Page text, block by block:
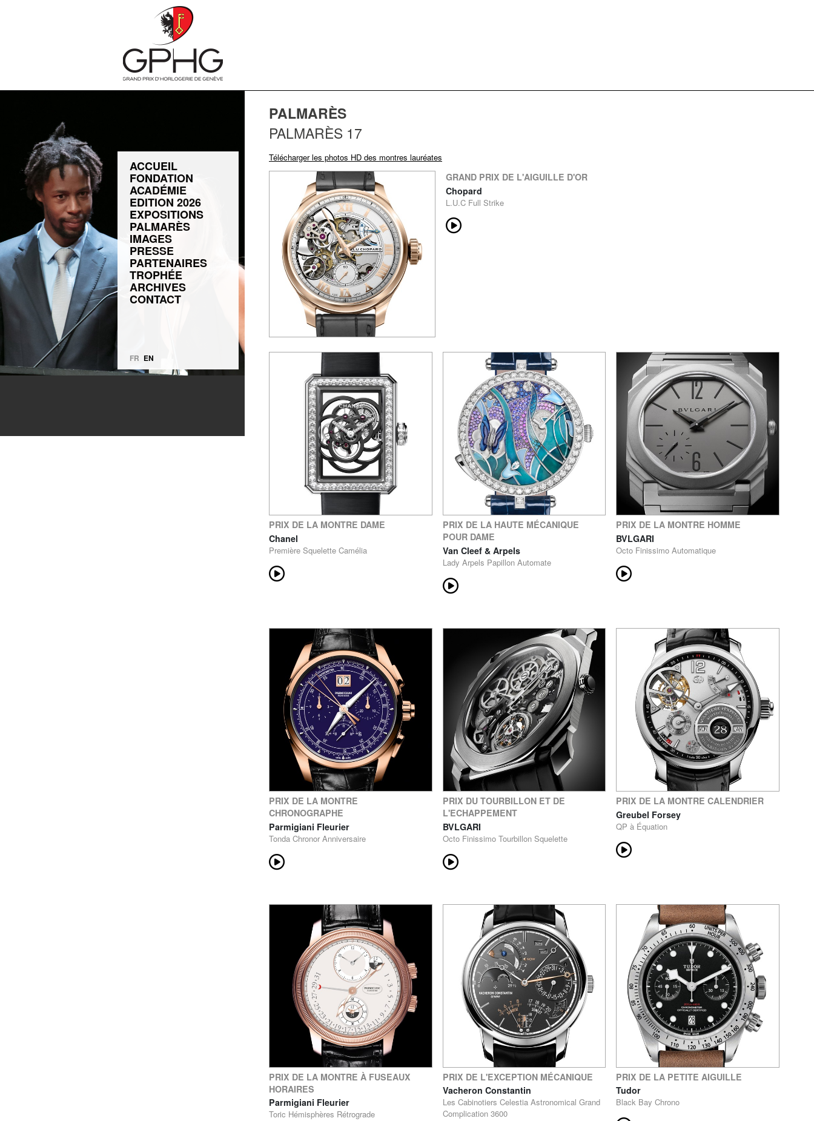
ACCUEIL
FONDATION
ACADÉMIE
EDITION 2026
EXPOSITIONS
PALMARÈS
IMAGES
PRESSE
PARTENAIRES
TROPHÉE
ARCHIVES
CONTACT
FR EN
PALMARÈS
PALMARÈS 17
Télécharger les photos HD des montres lauréates
GRAND PRIX DE L'AIGUILLE D'OR
Chopard
L.U.C Full Strike
PRIX DE LA MONTRE DAME
Chanel
Première Squelette Camélia
PRIX DE LA HAUTE MÉCANIQUE
POUR DAME
Van Cleef & Arpels
Lady Arpels Papillon Automate
PRIX DE LA MONTRE HOMME
BVLGARI
Octo Finissimo Automatique
PRIX DE LA MONTRE
CHRONOGRAPHE
Parmigiani Fleurier
Tonda Chronor Anniversaire
PRIX DU TOURBILLON ET DE
L'ECHAPPEMENT
BVLGARI
Octo Finissimo Tourbillon Squelette
PRIX DE LA MONTRE CALENDRIER
Greubel Forsey
QP à Équation
PRIX DE LA MONTRE À FUSEAUX
HORAIRES
Parmigiani Fleurier
Toric Hémisphères Rétrograde
PRIX DE L'EXCEPTION MÉCANIQUE
Vacheron Constantin
Les Cabinotiers Celestia Astronomical Grand
Complication 3600
PRIX DE LA PETITE AIGUILLE
Tudor
Black Bay Chrono